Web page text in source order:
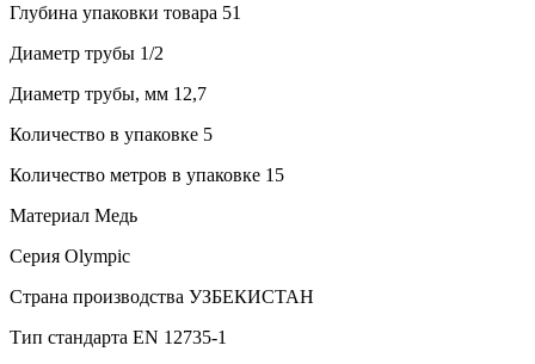
Глубина упаковки товара 51
Диаметр трубы 1/2
Диаметр трубы, мм 12,7
Количество в упаковке 5
Количество метров в упаковке 15
Материал Медь
Серия Olympic
Страна производства УЗБЕКИСТАН
Тип стандарта EN 12735-1